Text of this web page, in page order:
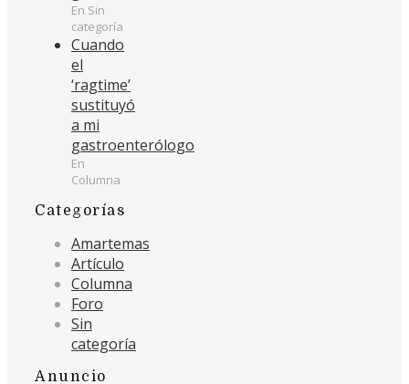
En Sin
categoría
Cuando
el
‘ragtime’
sustituyó
a mi
gastroenterólogo
En
Columna
Categorías
Amartemas
Artículo
Columna
Foro
Sin
categoría
Anuncio